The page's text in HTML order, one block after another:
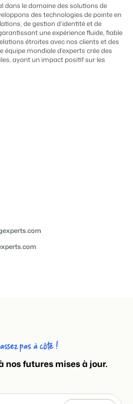
rien de temps
Booking Experts
infinies de la plateforme Booking
de Vacances
de Booking Experts pour un
rêve !
dans le domaine des solutions de
des technologies de pointe en
de gestion d’identité et de
une expérience fluide, fiable
étroites avec nos clients et des
mondiale d’experts crée des
ayant un impact positif sur les
pas à côté !
nos futures mises à jour.